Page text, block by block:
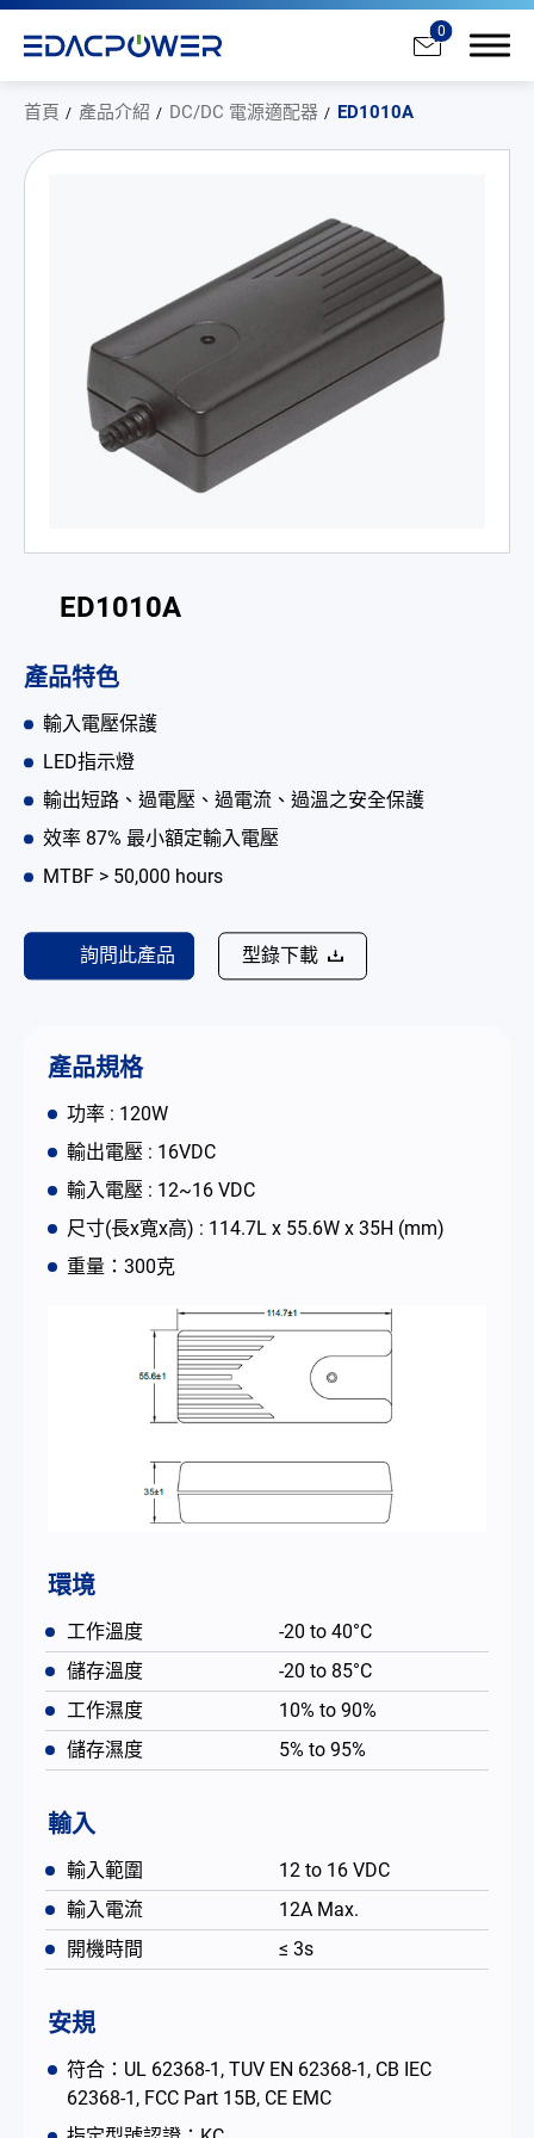
0
首頁 產品介紹 DC/DC 電源適配器 ED1010A
ED1010A
產品特色
輸入電壓保護
LED指示燈
輸出短路、過電壓、過電流、過溫之安全保護
效率 87% 最小額定輸入電壓
MTBF > 50,000 hours
詢問此產品 型錄下載
產品規格
功率 : 120W
輸出電壓 : 16VDC
輸入電壓 : 12~16 VDC
尺寸(長x寬x高) : 114.7L x 55.6W x 35H (mm)
重量：300克
環境
工作溫度
-20 to 40°C
儲存溫度
-20 to 85°C
工作濕度
10% to 90%
儲存濕度
5% to 95%
輸入
輸入範圍
12 to 16 VDC
輸入電流
12A Max.
開機時間
≤ 3s
安規
符合：UL 62368-1, TUV EN 62368-1, CB IEC
62368-1, FCC Part 15B, CE EMC
AC/DC 電源適配器
AC/DC 醫療電源供應器
PD 充電器
電池適配充電器
開放式電源供應器
內置機殼型電源適配器
LED 電源供應器
解决方案
最新消息
公司簡介
型錄
简体中文